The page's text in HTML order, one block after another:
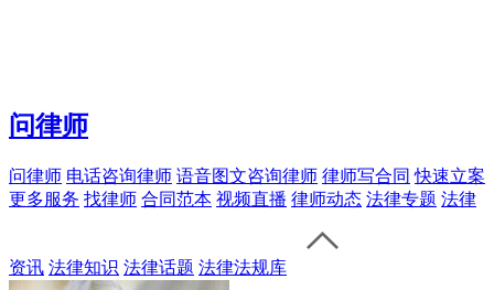
问律师
问律师 电话咨询律师 语音图文咨询律师 律师写合同 快速立案
更多服务 找律师 合同范本 视频直播 律师动态 法律专题 法律
资讯 法律知识 法律话题 法律法规库